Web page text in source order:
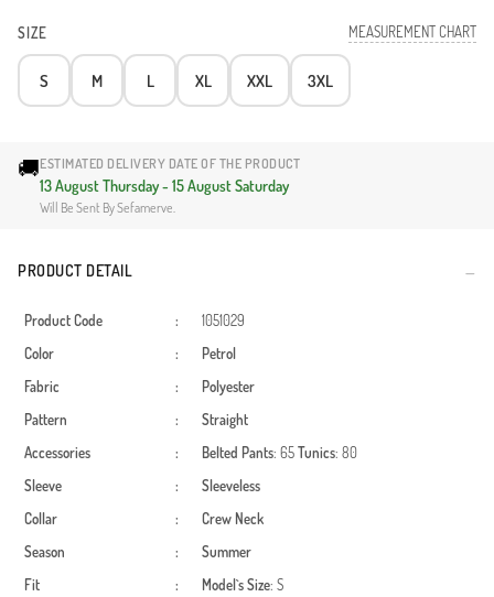
SIZE MEASUREMENT CHART
S M L XL XXL 3XL
🚚ESTIMATED DELIVERY DATE OF THE PRODUCT
13 August Thursday - 15 August Saturday
Will Be Sent By Sefamerve.
PRODUCT DETAIL
Product Code :
1051029
Color
:
Petrol
Fabric
:
Polyester
Pattern
:
Straight
Accessories
: Belted Pants: 65Tunics: 80
Sleeve
:
Sleeveless
Collar
:
Crew Neck
Season
:
Summer
Fit
: Model`s Size: S